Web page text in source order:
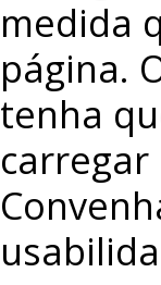
medida
página.
tenha